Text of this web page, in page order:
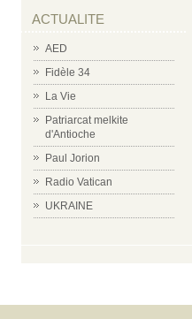
ACTUALITE
AED
Fidèle 34
La Vie
Patriarcat melkite
d'Antioche
Paul Jorion
Radio Vatican
UKRAINE